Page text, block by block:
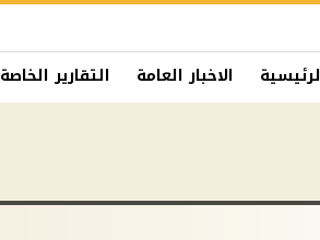
الاخبار العامة التقارير الخاصة